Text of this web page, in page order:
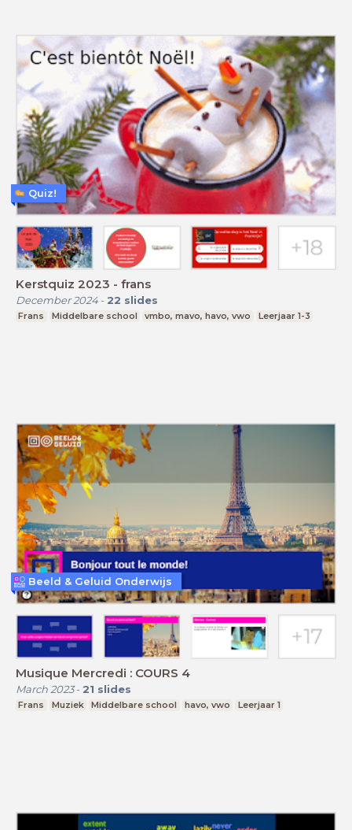
Kerstquiz 2023 - frans
December 2024- 22 slides
Frans Middelbare school vmbo, mavo, havo, vwo Leerjaar 1-3
Quiz!
Musique Mercredi : COURS 4
March 2023- 21 slides
Frans Muziek Middelbare school havo, vwo Leerjaar 1
Beeld & Geluid Onderwijs